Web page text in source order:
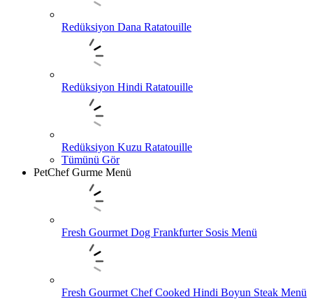
Redüksiyon Dana Ratatouille
Redüksiyon Hindi Ratatouille
Redüksiyon Kuzu Ratatouille
Tümünü Gör
PetChef Gurme Menü
Fresh Gourmet Dog Frankfurter Sosis Menü
Fresh Gourmet Chef Cooked Hindi Boyun Steak Menü